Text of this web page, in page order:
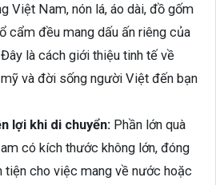
Việt Nam, nón lá, áo dài, đồ gốm
cẩm đều mang dấu ấn riêng của
là cách giới thiệu tinh tế về
và đời sống người Việt đến bạn
lợi khi di chuyển: Phần lớn quà
có kích thước không lớn, đóng
tiện cho việc mang về nước hoặc